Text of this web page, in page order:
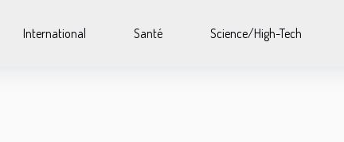
International Santé Science/High-Tech